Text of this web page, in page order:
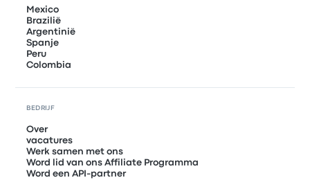
Mexico
Brazilië
Argentinië
Spanje
Peru
Colombia
BEDRIJF
Over
vacatures
Werk samen met ons
Word lid van ons Affiliate Programma
Word een API-partner